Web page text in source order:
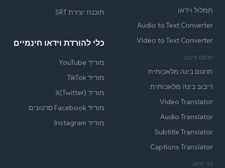
תמלול וידאו
Audio to Text Converter
Video to Text Converter
תרגום ודיבוב
תרגום בינה מלאכותית
דיבוב בינה מלאכותית
Video Translator
Audio Translator
Subtitle Translator
Captions Translator
כלי וידאו
תוכנת יצירת SRT
כלי להורדת וידאו חינמיים
מוריד YouTube
מוריד TikTok
מוריד X(Twitter)
מוריד Facebook סרטונים
מוריד Instagram